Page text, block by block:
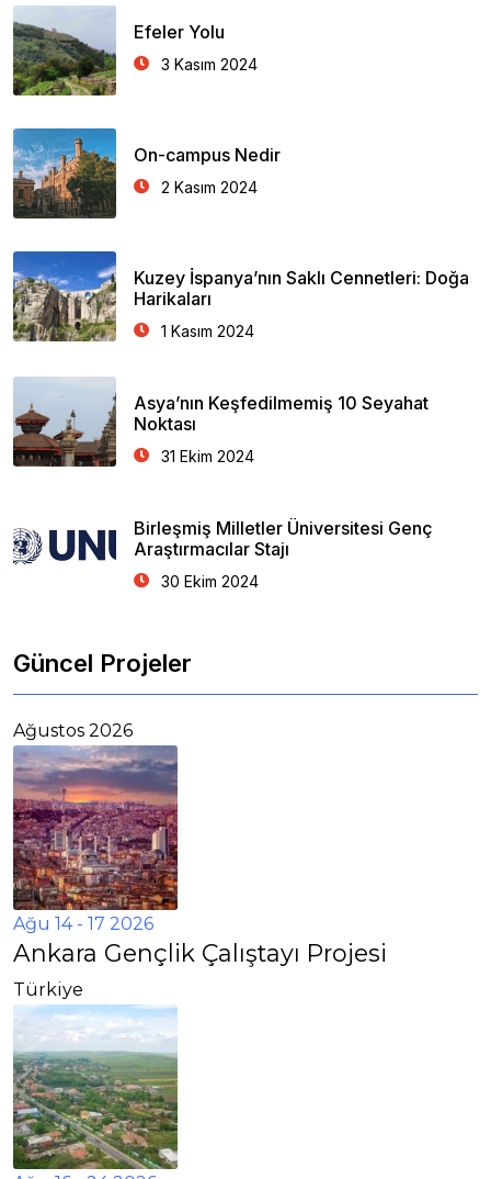
Efeler Yolu
3 Kasım 2024
On-campus Nedir
2 Kasım 2024
Kuzey İspanya’nın Saklı Cennetleri: Doğa
Harikaları
1 Kasım 2024
Asya’nın Keşfedilmemiş 10 Seyahat
Noktası
31 Ekim 2024
Birleşmiş Milletler Üniversitesi Genç
Araştırmacılar Stajı
30 Ekim 2024
Güncel Projeler
Ağustos 2026
Ağu 14 - 17 2026
Ankara Gençlik Çalıştayı Projesi
Türkiye